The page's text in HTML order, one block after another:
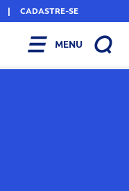
| CADASTRE-SE
MENU